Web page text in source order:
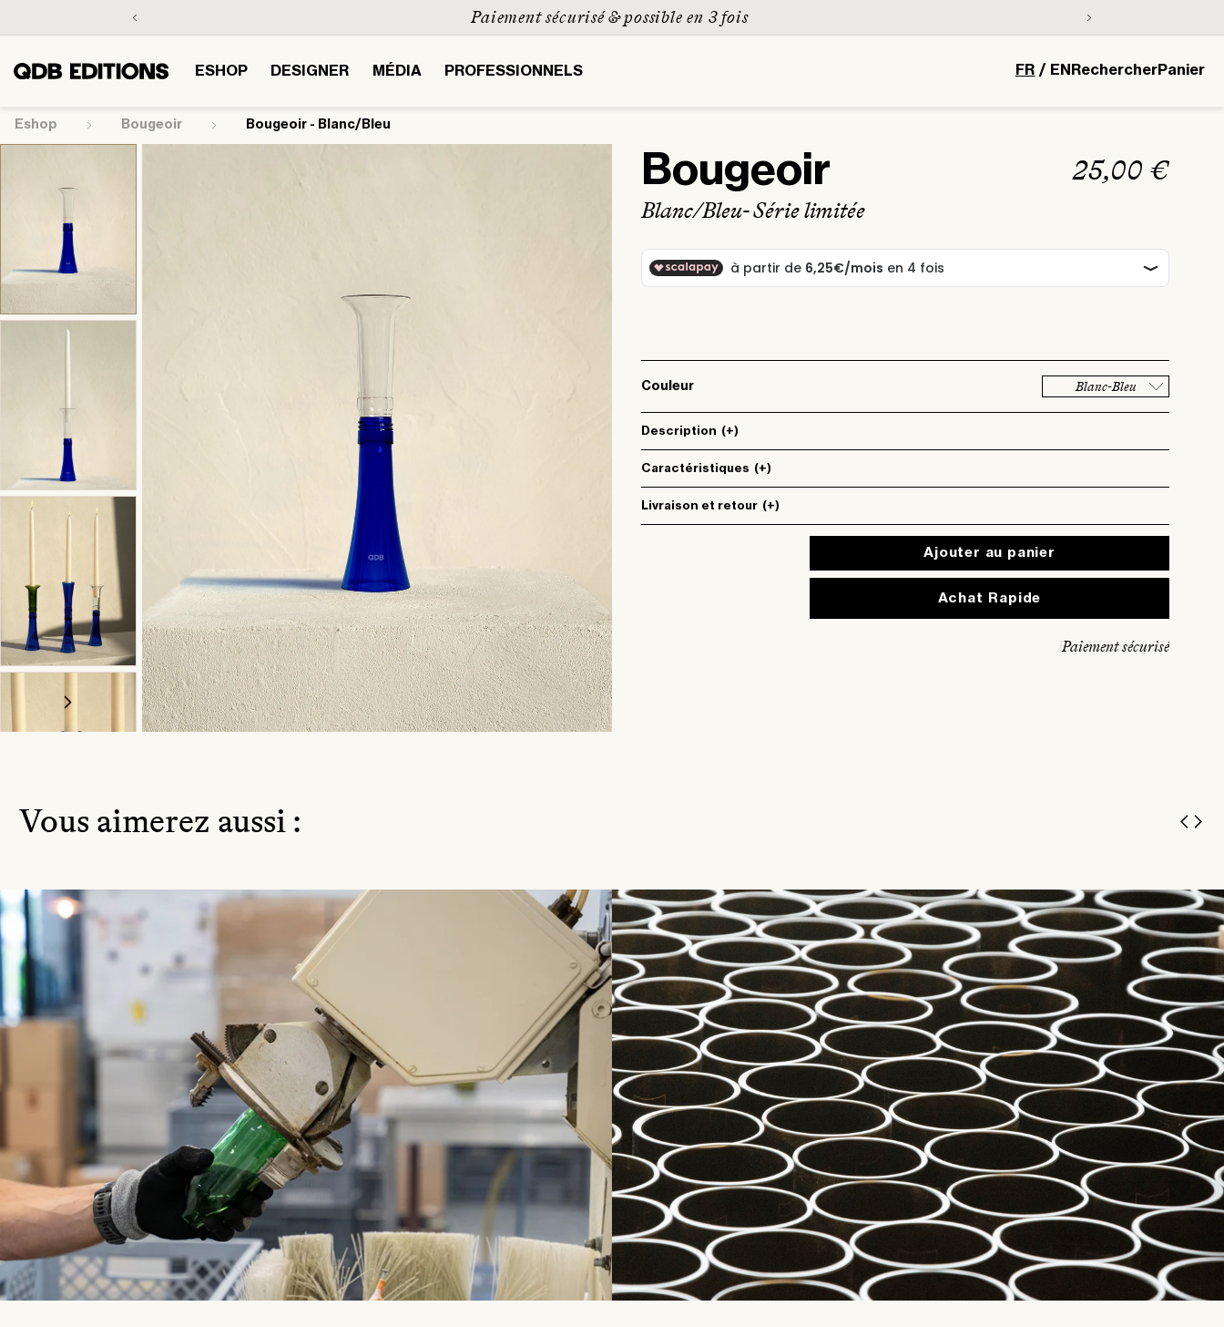
Paiement sécurisé & possible en 3 fois
ESHOP DESIGNER MÉDIA PROFESSIONNELS
L
FR / EN RechercherPanier
Panier
Eshop bougeoir Bougeoir - Blanc/Bleu
Bougeoir
Prix
25,00 €
Blanc/Bleu- Série limitée
Couleur Blanc-Bleu
Description (+)
Caractéristiques (+)
Livraison et retour (+)
Ajouter au panier
Expédition rapide
Paiement sécurisé
Vous aimerez aussi :